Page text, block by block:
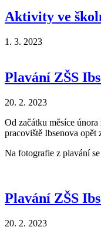
Aktivity ve
1. 3. 2023
Plavání ZŠS
20. 2. 2023
Od začátku měsíce
pracoviště Ibsenova
Na fotografie z plavání
Plavání ZŠS
20. 2. 2023